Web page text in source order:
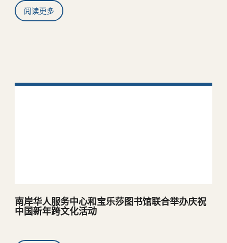
阅读更多
南岸华人服务中心和宝乐莎图书馆联合举办庆祝
中国新年跨文化活动